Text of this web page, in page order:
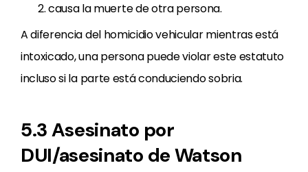
causa la muerte de otra persona.
A diferencia del homicidio vehicular mientras está
intoxicado, una persona puede violar este estatuto
incluso si la parte está conduciendo sobria.
5.3 Asesinato por
DUI/asesinato de Watson